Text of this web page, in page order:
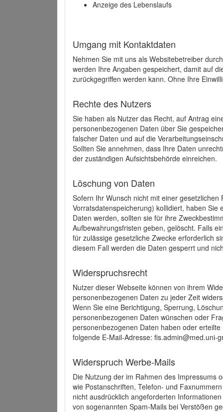
Anzeige des Lebenslaufs
Umgang mit Kontaktdaten
Nehmen Sie mit uns als Websitebetreiber
werden Ihre Angaben gespeichert, damit auf
zurückgegriffen werden kann. Ohne Ihre
Rechte des Nutzers
Sie haben als Nutzer das Recht, auf Antrag
personenbezogenen Daten über Sie
falscher Daten und auf die
Sollten Sie annehmen, dass Ihre Daten
der zuständigen Aufsichtsbehörde einreichen.
Löschung von Daten
Sofern Ihr Wunsch nicht mit einer
Vorratsdatenspeicherung) kollidiert, haben
Daten werden, sollten sie für ihre
Aufbewahrungsfristen geben, gelöscht. Falls
für zulässige gesetzliche Zwecke erforderlich
diesem Fall werden die Daten gesperrt und
Widerspruchsrecht
Nutzer dieser Webseite können von ihrem
personenbezogenen Daten zu jeder Zeit
Wenn Sie eine Berichtigung, Sperrung,
personenbezogenen Daten wünschen oder
personenbezogenen Daten haben oder
folgende E-Mail-Adresse: fis.admin@med.uni-
Widerspruch Werbe-Mails
Die Nutzung der im Rahmen des Impressums
wie Postanschriften, Telefon- und
nicht ausdrücklich angeforderten
von sogenannten Spam-Mails bei Verstößen